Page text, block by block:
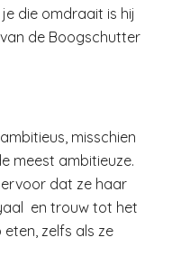
die omdraait is hij
de Boogschutter
misschien
meest ambitieuze.
dat ze haar
en trouw tot het
zelfs als ze